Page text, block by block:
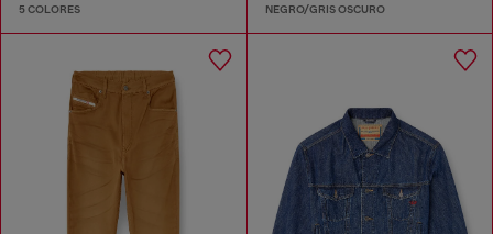
5 COLORES NEGRO/GRIS OSCURO